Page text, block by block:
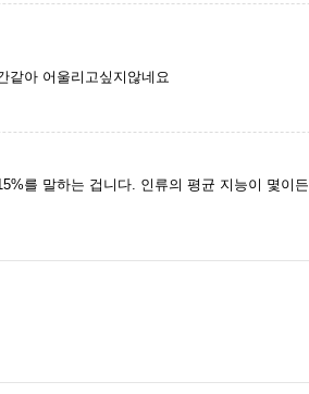
같아 어울리고싶지않네요
를 말하는 겁니다. 인류의 평균 지능이 몇이